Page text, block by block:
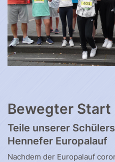
Bewegter Start
Teile unserer
Hennefer Europalauf
Nachdem der Europalauf